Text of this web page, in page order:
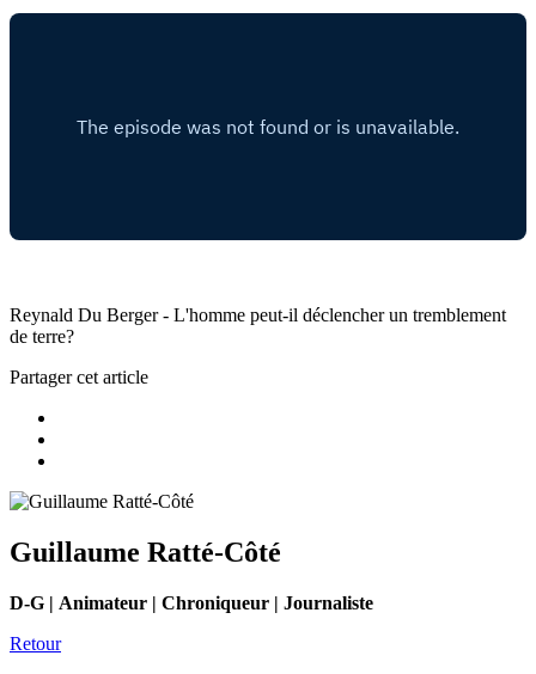
Reynald Du Berger - L'homme peut-il déclencher un tremblement
de terre?
Partager cet article
Guillaume Ratté-Côté
D-G | Animateur | Chroniqueur | Journaliste
Retour